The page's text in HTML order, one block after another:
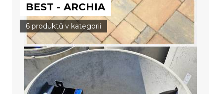
BEST - ARCHIA
6 produktů v kategorii